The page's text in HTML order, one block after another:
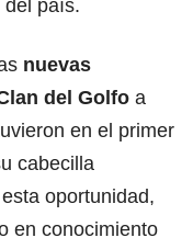
del país.
nuevas
del Golfo a
en el primer
cabecilla
oportunidad,
en conocimiento